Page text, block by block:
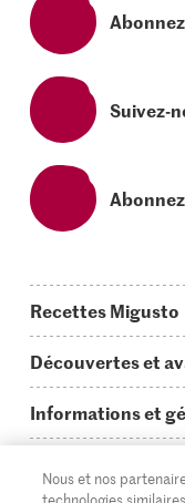
Suivez-
Recettes Migusto
Idées de menus
Plats principaux
Simple & vite prêt
Découvertes et
On en parle...
Tutoriels
Informations et
Questions
Cuisiner avec
Nous et nos